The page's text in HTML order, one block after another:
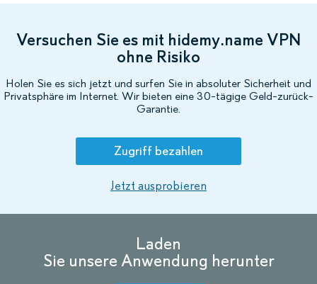
Versuchen Sie es mit hidemy.name VPN
ohne Risiko
Holen Sie es sich jetzt und surfen Sie in absoluter Sicherheit und
Privatsphäre im Internet. Wir bieten eine 30-tägige Geld-zurück-
Garantie.
Zugriff bezahlen
Jetzt ausprobieren
Laden
Sie unsere Anwendung herunter